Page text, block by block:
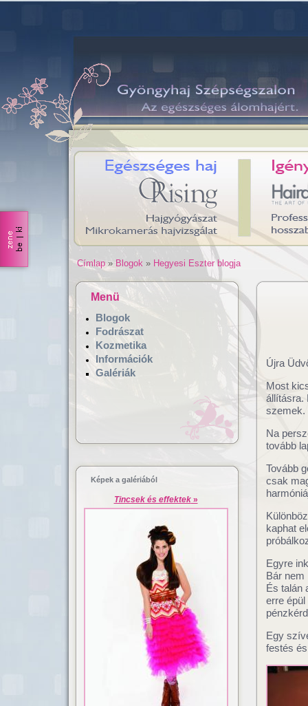
Hajgyógyászat,
Lézeres
dúsítás
Címlap» Blogok » Hegyesi Eszter blogja
Újra
Most
állításra.
szemek.
Na
tovább
Tovább
csak
kaphat
Egyre
Bár nem
És talán
erre
Egy
festés
Menü
Blogok
Fodrászat
Kozmetika
Információk
Galériák
Képek a galériából
Tincsek és effektek»